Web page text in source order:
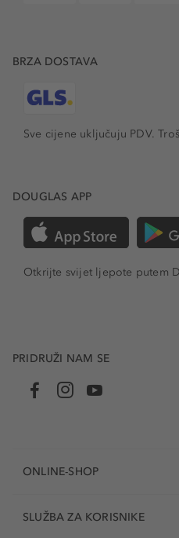
BRZA DOSTAVA
Sve cijene uključuju PDV.
DOUGLAS APP
Otkrijte svijet ljepote putem
PRIDRUŽI NAM SE
ONLINE-SHOP
SLUŽBA ZA KORISNIKE